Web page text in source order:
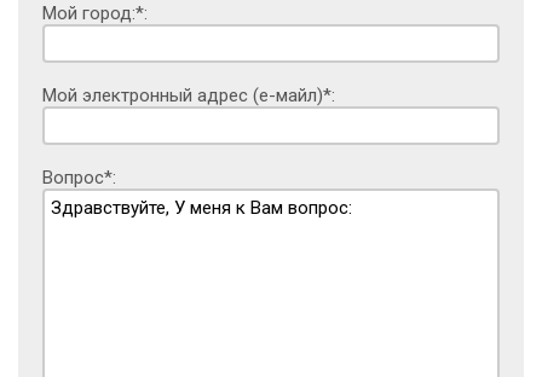
Мой город:*:
Мой электронный адрес (е-майл)*:
Вопрос*: